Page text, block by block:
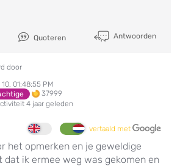
Quoteren Antwoorden
door
01:48:55 PM
37999
4 jaar geleden
vertaald met
het opmerken en je geweldige
ik ermee weg was gekomen en